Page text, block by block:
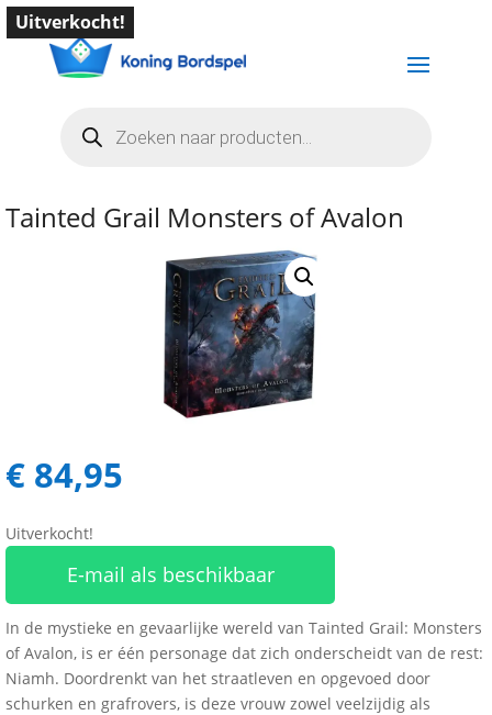
zoeken
Uitverkocht!
Tainted Grail Monsters of Avalon
€ 84,95
Uitverkocht!
E-mail als beschikbaar
In de mystieke en gevaarlijke wereld van Tainted Grail: Monsters
of Avalon, is er één personage dat zich onderscheidt van de rest:
Niamh. Doordrenkt van het straatleven en opgevoed door
schurken en grafrovers, is deze vrouw zowel veelzijdig als